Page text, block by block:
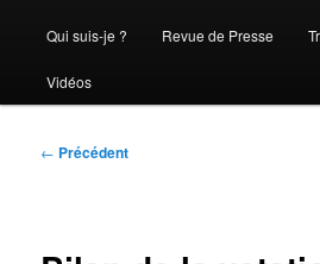
Qui suis-je ? Revue de Presse
Vidéos
Navigation
← Précédent